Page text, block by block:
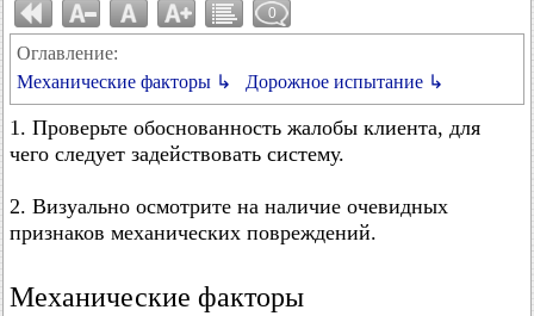
0
Оглавление:
Механические факторы ↳
Дорожное испытание ↳
1. Проверьте обоснованность жалобы клиента, для
чего следует задействовать систему.
2. Визуально осмотрите на наличие очевидных
признаков механических повреждений.
Механические факторы